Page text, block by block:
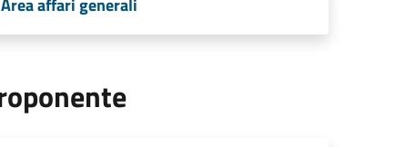
Area affari generali